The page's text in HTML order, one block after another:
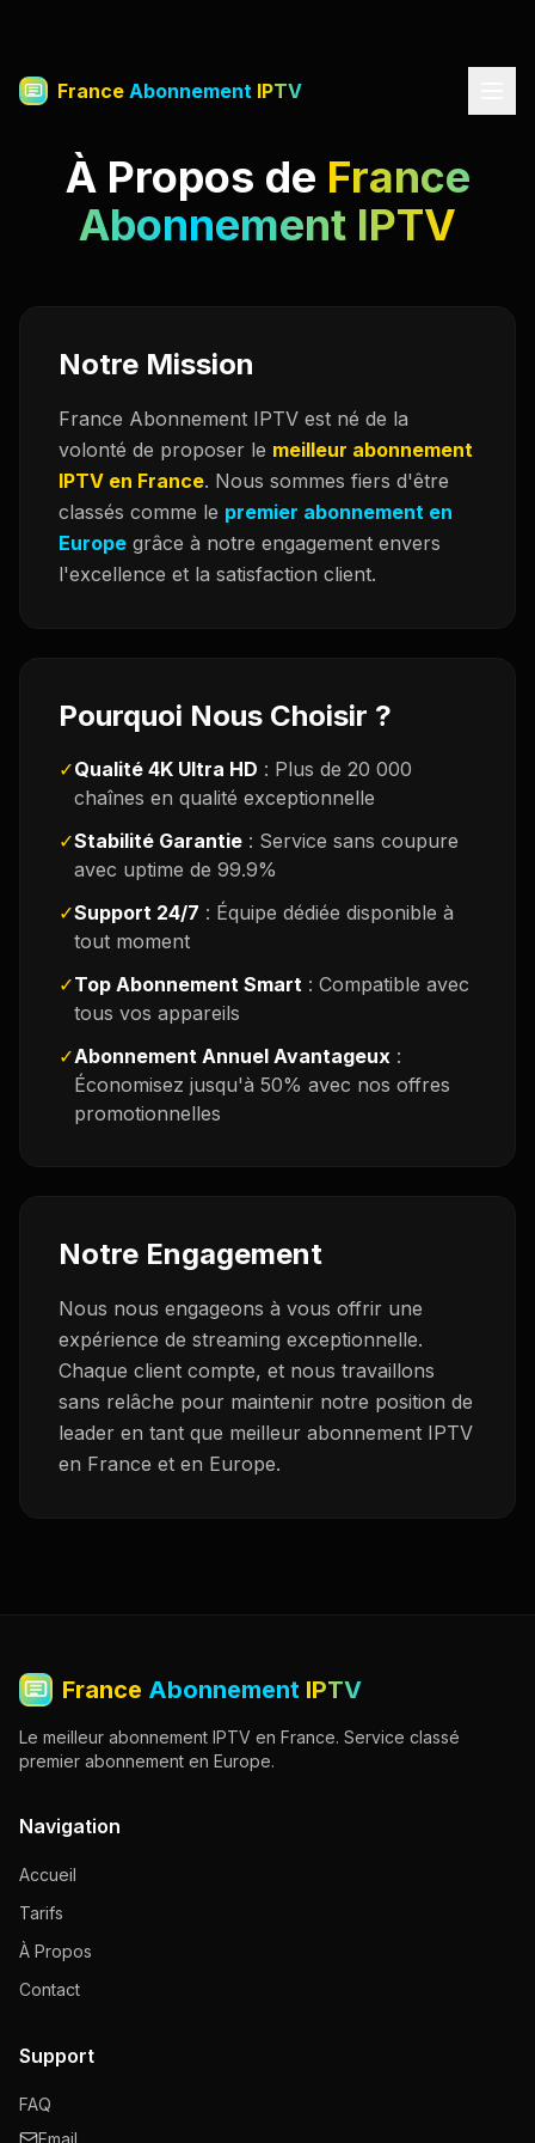
France Abonnement IPTV
À Propos de France
Abonnement IPTV
Notre Mission
France Abonnement IPTV est né de la
volonté de proposer le meilleur abonnement
IPTV en France. Nous sommes fiers d'être
classés comme le premier abonnement en
Europe grâce à notre engagement envers
l'excellence et la satisfaction client.
Pourquoi Nous Choisir ?
✓Qualité 4K Ultra HD : Plus de 20 000
chaînes en qualité exceptionnelle
✓Stabilité Garantie : Service sans coupure
avec uptime de 99.9%
✓Support 24/7 : Équipe dédiée disponible à
tout moment
✓Top Abonnement Smart : Compatible avec
tous vos appareils
✓Abonnement Annuel Avantageux :
Économisez jusqu'à 50% avec nos offres
promotionnelles
Notre Engagement
Nous nous engageons à vous offrir une
expérience de streaming exceptionnelle.
Chaque client compte, et nous travaillons
sans relâche pour maintenir notre position de
leader en tant que meilleur abonnement IPTV
en France et en Europe.
France Abonnement IPTV
Le meilleur abonnement IPTV en France. Service classé
premier abonnement en Europe.
Navigation
Accueil
Tarifs
À Propos
Contact
Support
FAQ
Email